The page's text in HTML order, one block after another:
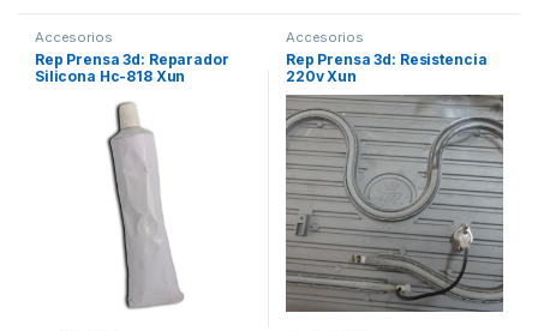
Accesorios
Rep Prensa 3d: Reparador
Silicona Hc-818 Xun
Accesorios
Rep Prensa 3d: Resistencia
220v Xun